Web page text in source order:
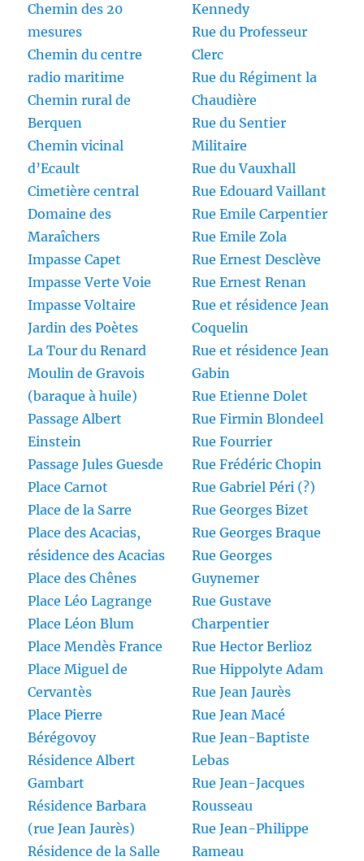
Chemin des 20
mesures
Chemin du centre
radio maritime
Chemin rural de
Berquen
Chemin vicinal
d’Ecault
Cimetière central
Domaine des
Maraîchers
Impasse Capet
Impasse Verte Voie
Impasse Voltaire
Jardin des Poètes
La Tour du Renard
Moulin de Gravois
(baraque à huile)
Passage Albert
Einstein
Passage Jules Guesde
Place Carnot
Place de la Sarre
Place des Acacias,
résidence des Acacias
Place des Chênes
Place Léo Lagrange
Place Léon Blum
Place Mendès France
Place Miguel de
Cervantès
Place Pierre
Bérégovoy
Résidence Albert
Gambart
Résidence Barbara
(rue Jean Jaurès)
Résidence de la Salle
Kennedy
Rue du Professeur
Clerc
Rue du Régiment la
Chaudière
Rue du Sentier
Militaire
Rue du Vauxhall
Rue Edouard Vaillant
Rue Emile Carpentier
Rue Emile Zola
Rue Ernest Desclève
Rue Ernest Renan
Rue et résidence Jean
Coquelin
Rue et résidence Jean
Gabin
Rue Etienne Dolet
Rue Firmin Blondeel
Rue Fourrier
Rue Frédéric Chopin
Rue Gabriel Péri (?)
Rue Georges Bizet
Rue Georges Braque
Rue Georges
Guynemer
Rue Gustave
Charpentier
Rue Hector Berlioz
Rue Hippolyte Adam
Rue Jean Jaurès
Rue Jean Macé
Rue Jean-Baptiste
Lebas
Rue Jean-Jacques
Rousseau
Rue Jean-Philippe
Rameau